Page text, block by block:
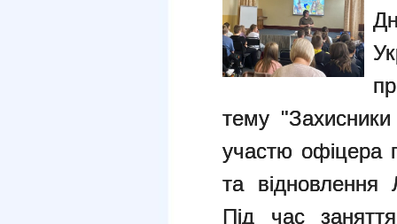
Ук
тему "Захисники
участю офіцера
та відновлення
Під час